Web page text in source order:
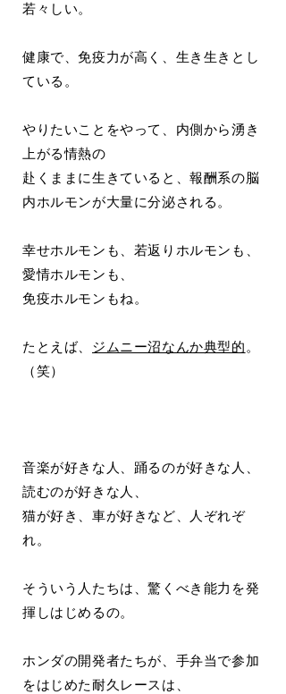
若々しい。
健康で、免疫力が高く、生き生きとし
ている。
やりたいことをやって、内側から湧き
上がる情熱の
赴くままに生きていると、報酬系の脳
内ホルモンが大量に分泌される。
幸せホルモンも、若返りホルモンも、
愛情ホルモンも、
免疫ホルモンもね。
たとえば、 ジムニー沼なんか典型的 。
（笑）
音楽が好きな人、踊るのが好きな人、
読むのが好きな人、
猫が好き、車が好きなど、人ぞれぞ
れ。
そういう人たちは、驚くべき能力を発
揮しはじめるの。
ホンダの開発者たちが、手弁当で参加
をはじめた耐久レースは、